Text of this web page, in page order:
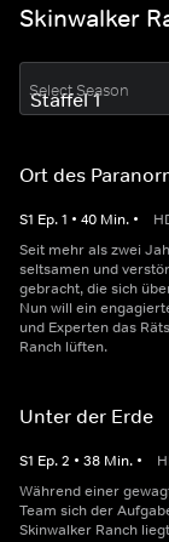
Skinwalker
Select Season
Ort des
S1 Ep.1 • 40 Min. •
Seit mehr als zwei
seltsamen und
gebracht, die sich
Nun will ein
und Experten das
Ranch lüften.
Unter der Erde
S1 Ep.2 • 38 Min. •
Während einer
Team sich der
Skinwalker Ranch